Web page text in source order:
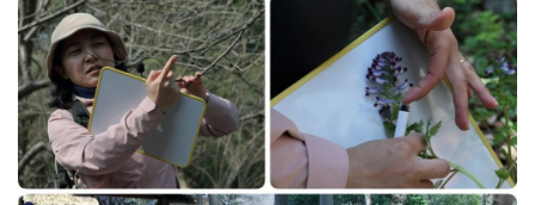
八
点
僧
音
高